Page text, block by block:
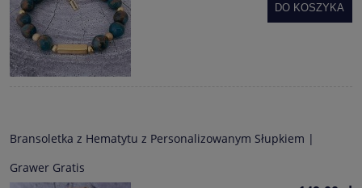
DO KOSZYKA
Bransoletka z Hematytu z Personalizowanym Słupkiem |
Grawer Gratis